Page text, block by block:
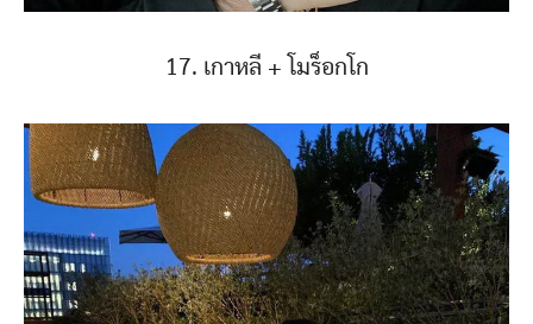
17. เกาหลี + โมร็อกโก